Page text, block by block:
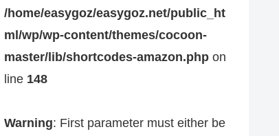
/home/easygoz/easygoz.net/public_ht
ml/wp/wp-content/themes/cocoon-
master/lib/shortcodes-amazon.php on
line 148
Warning: First parameter must either be